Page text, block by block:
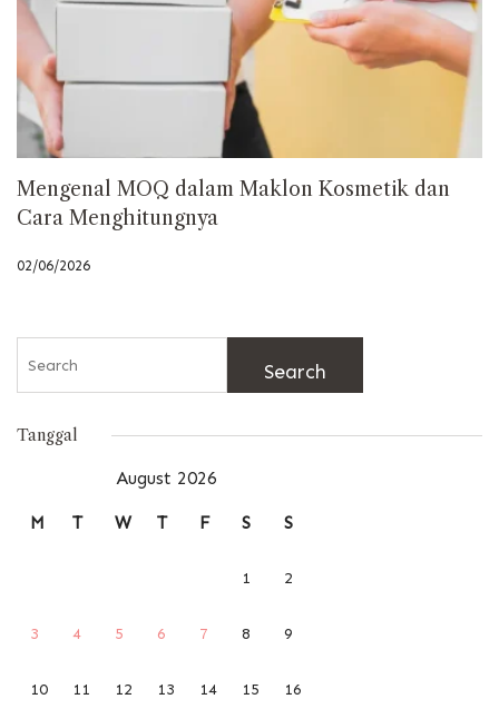
Mengenal MOQ dalam Maklon Kosmetik dan
Cara Menghitungnya
02/06/2026
Tanggal
August 2026
M T W T F S S
1 2
3 4 5 6 7 8 9
10 11 12 13 14 15 16